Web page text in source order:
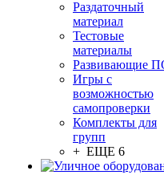
Раздаточный
материал
Тестовые
материалы
Развивающие
Игры с
возможностью
самопроверки
Комплекты для
групп
+ ЕЩЕ 6